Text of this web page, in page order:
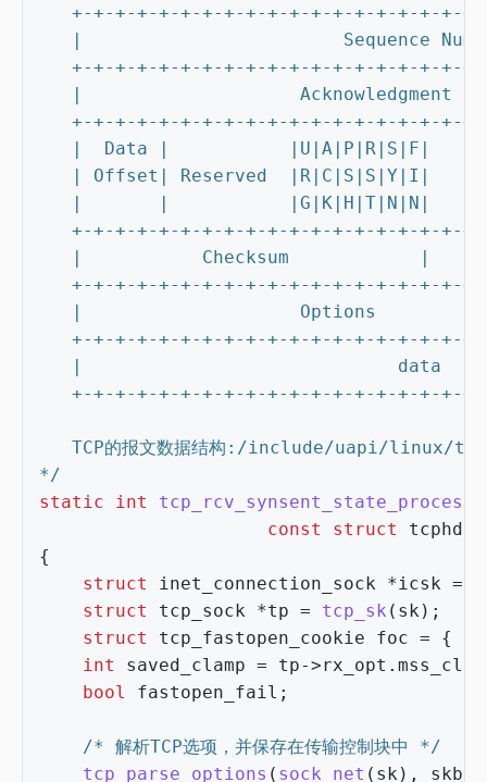
*/
static
int tcp_rcv_synsent_state_process
const
struct tcphdr
{
struct
inet_connection_sock *icsk =
struct
tcp_sock *tp = tcp_sk ( sk );
struct
tcp_fastopen_cookie foc = {
int
saved_clamp = tp->rx_opt .
bool
fastopen_fail ;
/* 解析TCP选项，并保存在传输控制块中 */
tcp_parse_options ( sock_net ( sk ), skb